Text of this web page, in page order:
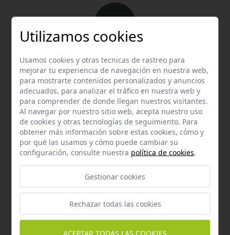
Email
Contacta con nosotros vía email
hola@welovemascotas.com
Teléfono
Contacta con nosotros a través del teléfono
Utilizamos cookies
Usamos cookies y otras tecnicas de rastreo para
mejorar tu experiencia de navegación en nuestra web,
para mostrarte contenidos personalizados y anuncios
adecuados, para analizar el tráfico en nuestra web y
para comprender de donde llegan nuestros visitantes.
Al navegar por nuestro sitio web, acepta nuestro uso
de cookies y otras tecnologías de seguimiento. Para
obtener más información sobre estas cookies, cómo y
por qué las usamos y cómo puede cambiar su
configuración, consulte nuestra política de cookies.
Gestionar cookies
Rechazar todas las cookies
ACEPTAR TODAS LAS COOKIES